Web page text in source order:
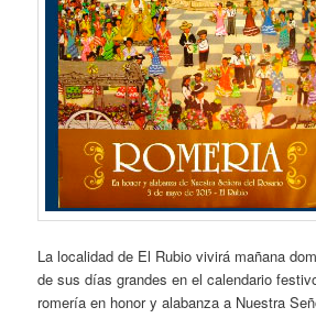
La localidad de El Rubio vivirá mañana
de sus días grandes en el calendario
romería en honor y alabanza a Nuestra